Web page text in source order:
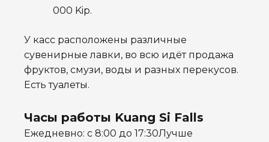
000 Kip.
У касс расположены различные
сувенирные лавки, во всю идёт продажа
фруктов, смузи, воды и разных перекусов.
Есть туалеты.
Часы работы Kuang Si Falls
Ежедневно: с 8:00 до 17:30Лучше